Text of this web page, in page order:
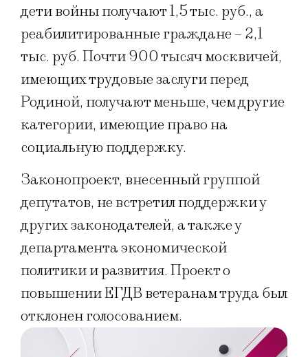
дети войны получают 1,5 тыс. руб., а
реабилитированные граждане – 2,1
тыс. руб. Почти 900 тысяч москвичей,
имеющих трудовые заслуги перед
Родиной, получают меньше, чем другие
категории, имеющие право на
социальную поддержку.
Законопроект, внесенный группой
депутатов, не встретил поддержки у
других законодателей, а также у
департамента экономической
политики и развития. Проект о
повышении ЕГДВ ветеранам труда был
отклонен голосованием.